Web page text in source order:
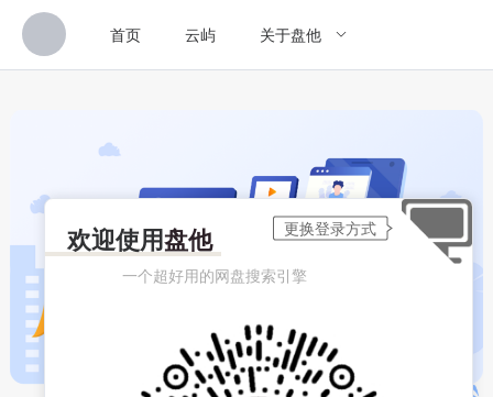
首页 云屿 关于盘他
欢迎使用盘他
一个超好用的网盘搜索引擎